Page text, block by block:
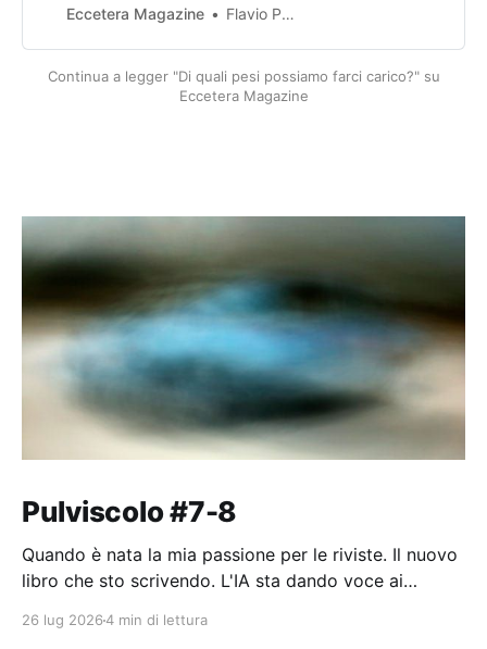
alla rappresentazione di un mezzo
Eccetera Magazine Flavio Pintarelli
Continua a legger "Di quali pesi possiamo farci carico?" su
Eccetera Magazine
Pulviscolo #7-8
Quando è nata la mia passione per le riviste. Il nuovo
libro che sto scrivendo. L'IA sta dando voce ai
26 lug 20264 min di lettura